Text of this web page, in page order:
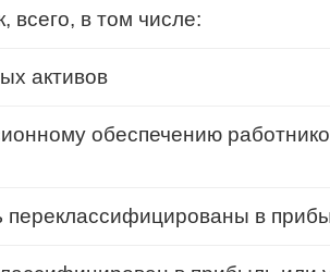
всего, в том числе:
активов
обеспечению
переклассифицированы в